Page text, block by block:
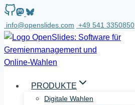
Zum
Inhalt
springen
info@openslides.com +49 541 3350850
PRODUKTE
Digitale Wahlen